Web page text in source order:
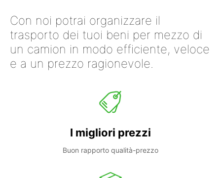
Con noi potrai organizzare il
trasporto dei tuoi beni per mezzo di
un camion in modo efficiente, veloce
e a un prezzo ragionevole.
I migliori prezzi
Buon rapporto qualità-prezzo